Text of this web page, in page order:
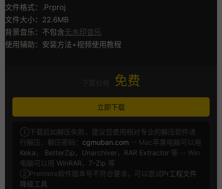
文件格式：.Prproj
文件大小：22.6MB
背景音乐：不包含无水印音乐
使用辅助：安装方法+视频使用教程
免费
立即下载
①下载后如解压失败，建议您使用相对专业的解压软件进
行解压，解压密码： cgmuban.com -- Mac苹果电脑可以用
Keka ， BetterZip ， Unarchiver， RAR Extractor 等 -- Win
电脑可以用 WinRAR ， 7-Zip 等
②Premiere软件版本号不符合要求，可以尝试Pr工程文件
降级工具